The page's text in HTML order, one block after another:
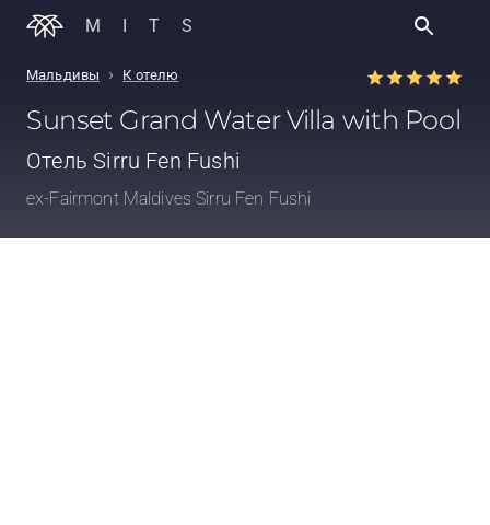
MITS
Мальдивы › К отелю
Sunset Grand Water Villa with Pool
Отель Sirru Fen Fushi
ex-Fairmont Maldives Sirru Fen Fushi